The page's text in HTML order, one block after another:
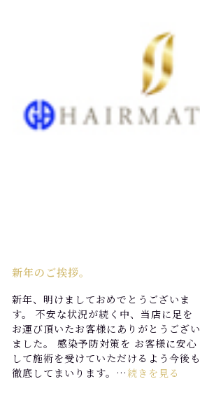
新年のご挨拶。
新年、明けましておめでとうございま
す。 不安な状況が続く中、当店に足を
お運び頂いたお客様にありがとうござい
ました。 感染予防対策を お客様に安心
して施術を受けていただけるよう今後も
徹底してまいります。… 続きを見る